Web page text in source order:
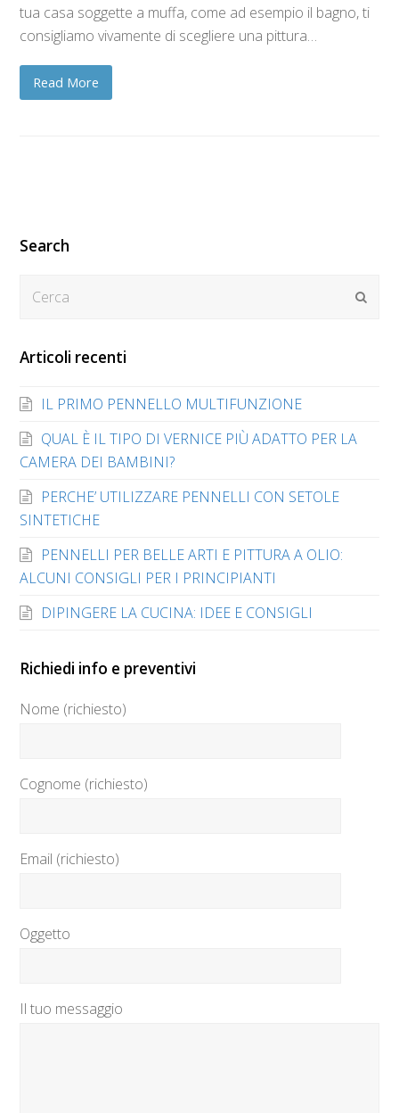
tua casa soggette a muffa, come ad esempio il bagno, ti
consigliamo vivamente di scegliere una pittura…
Read More
Search
Articoli recenti
IL PRIMO PENNELLO MULTIFUNZIONE
QUAL È IL TIPO DI VERNICE PIÙ ADATTO PER LA
CAMERA DEI BAMBINI?
PERCHE’ UTILIZZARE PENNELLI CON SETOLE
SINTETICHE
PENNELLI PER BELLE ARTI E PITTURA A OLIO:
ALCUNI CONSIGLI PER I PRINCIPIANTI
DIPINGERE LA CUCINA: IDEE E CONSIGLI
Richiedi info e preventivi
Nome (richiesto)
Cognome (richiesto)
Email (richiesto)
Oggetto
Il tuo messaggio